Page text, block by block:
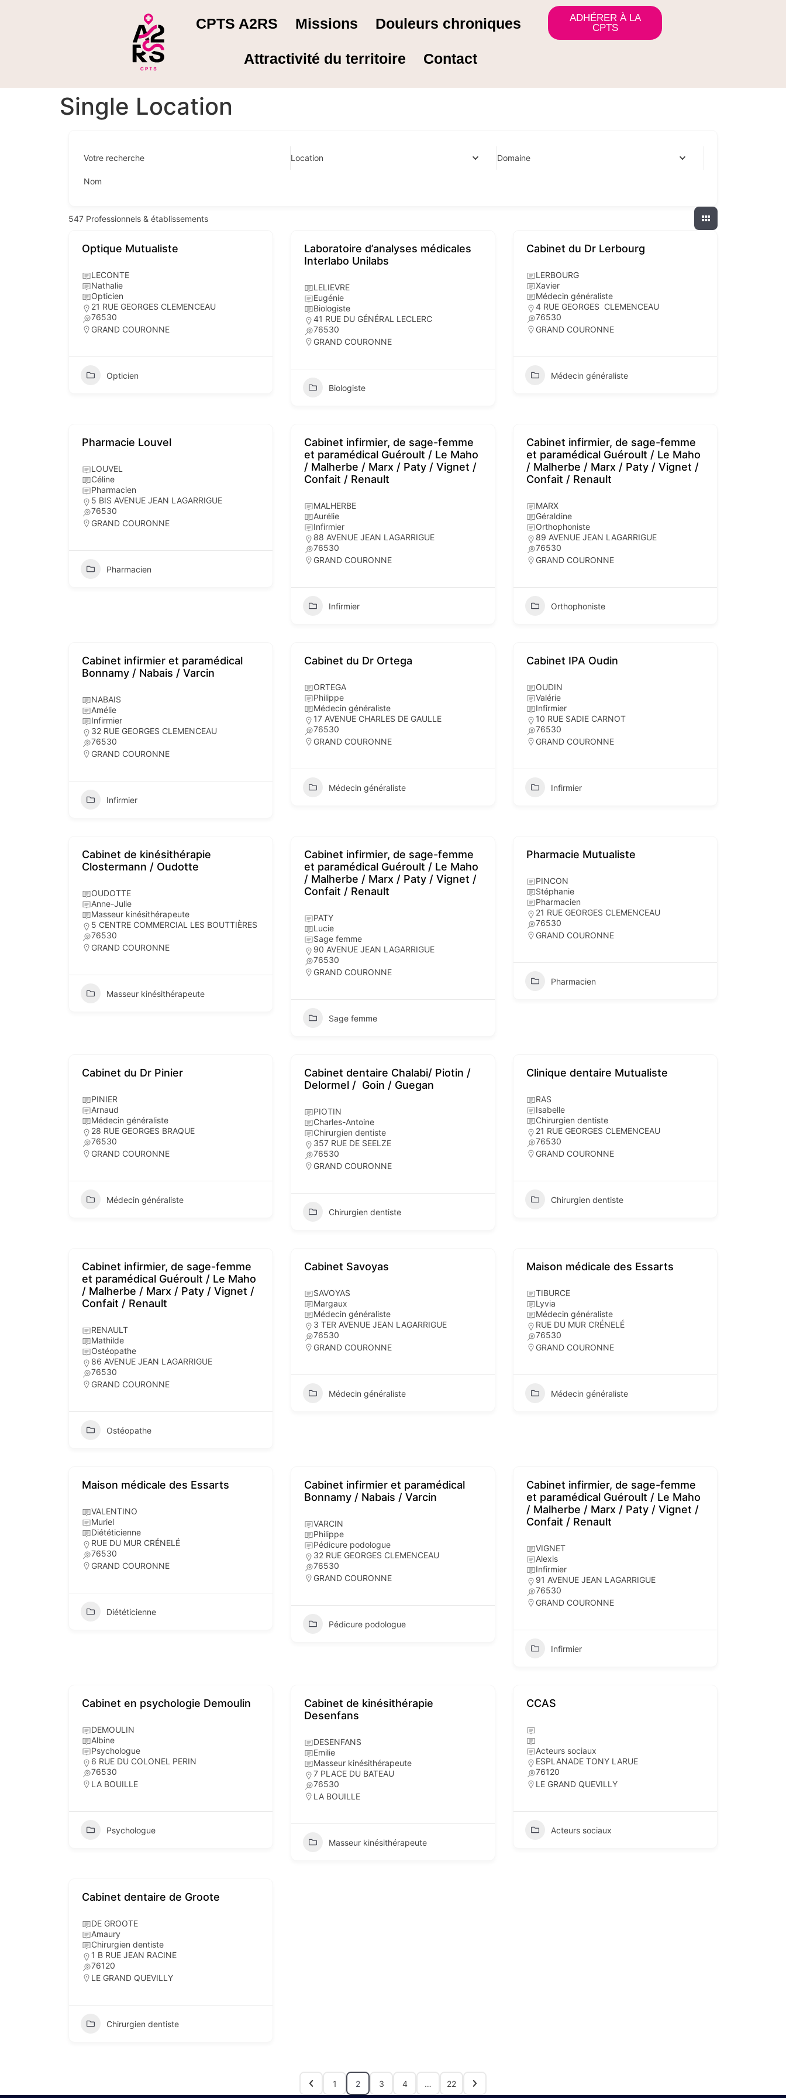
CPTS A2RS Missions Douleurs chroniques
Attractivité du territoire Contact
ADHÉRER À LA
CPTS
Single Location
Votre recherche Location Domaine
Nom
547 Professionnels & établissements
Optique Mutualiste
LECONTE
Nathalie
Opticien
21 RUE GEORGES CLEMENCEAU
76530
GRAND COURONNE
Opticien
Laboratoire d’analyses médicales
Interlabo Unilabs
LELIEVRE
Eugénie
Biologiste
41 RUE DU GÉNÉRAL LECLERC
76530
GRAND COURONNE
Biologiste
Cabinet du Dr Lerbourg
LERBOURG
Xavier
Médecin généraliste
4 RUE GEORGES CLEMENCEAU
76530
GRAND COURONNE
Médecin généraliste
Pharmacie Louvel
LOUVEL
Céline
Pharmacien
5 BIS AVENUE JEAN LAGARRIGUE
76530
GRAND COURONNE
Pharmacien
Cabinet infirmier, de sage-femme
et paramédical Guéroult / Le Maho
/ Malherbe / Marx / Paty / Vignet /
Confait / Renault
MALHERBE
Aurélie
Infirmier
88 AVENUE JEAN LAGARRIGUE
76530
GRAND COURONNE
Infirmier
Cabinet infirmier, de sage-femme
et paramédical Guéroult / Le Maho
/ Malherbe / Marx / Paty / Vignet /
Confait / Renault
MARX
Géraldine
Orthophoniste
89 AVENUE JEAN LAGARRIGUE
76530
GRAND COURONNE
Orthophoniste
Cabinet infirmier et paramédical
Bonnamy / Nabais / Varcin
NABAIS
Amélie
Infirmier
32 RUE GEORGES CLEMENCEAU
76530
GRAND COURONNE
Infirmier
Cabinet du Dr Ortega
ORTEGA
Philippe
Médecin généraliste
17 AVENUE CHARLES DE GAULLE
76530
GRAND COURONNE
Médecin généraliste
Cabinet IPA Oudin
OUDIN
Valérie
Infirmier
10 RUE SADIE CARNOT
76530
GRAND COURONNE
Infirmier
Cabinet de kinésithérapie
Clostermann / Oudotte
OUDOTTE
Anne-Julie
Masseur kinésithérapeute
5 CENTRE COMMERCIAL LES BOUTTIÈRES
76530
GRAND COURONNE
Masseur kinésithérapeute
Cabinet infirmier, de sage-femme
et paramédical Guéroult / Le Maho
/ Malherbe / Marx / Paty / Vignet /
Confait / Renault
PATY
Lucie
Sage femme
90 AVENUE JEAN LAGARRIGUE
76530
GRAND COURONNE
Sage femme
Pharmacie Mutualiste
PINCON
Stéphanie
Pharmacien
21 RUE GEORGES CLEMENCEAU
76530
GRAND COURONNE
Pharmacien
Cabinet du Dr Pinier
PINIER
Arnaud
Médecin généraliste
28 RUE GEORGES BRAQUE
76530
GRAND COURONNE
Médecin généraliste
Cabinet dentaire Chalabi/ Piotin /
Delormel / Goin / Guegan
PIOTIN
Charles-Antoine
Chirurgien dentiste
357 RUE DE SEELZE
76530
GRAND COURONNE
Chirurgien dentiste
Clinique dentaire Mutualiste
RAS
Isabelle
Chirurgien dentiste
21 RUE GEORGES CLEMENCEAU
76530
GRAND COURONNE
Chirurgien dentiste
Cabinet infirmier, de sage-femme
et paramédical Guéroult / Le Maho
/ Malherbe / Marx / Paty / Vignet /
Confait / Renault
RENAULT
Mathilde
Ostéopathe
86 AVENUE JEAN LAGARRIGUE
76530
GRAND COURONNE
Ostéopathe
Cabinet Savoyas
SAVOYAS
Margaux
Médecin généraliste
3 TER AVENUE JEAN LAGARRIGUE
76530
GRAND COURONNE
Médecin généraliste
Maison médicale des Essarts
TIBURCE
Lyvia
Médecin généraliste
RUE DU MUR CRÉNELÉ
76530
GRAND COURONNE
Médecin généraliste
Maison médicale des Essarts
VALENTINO
Muriel
Diététicienne
RUE DU MUR CRÉNELÉ
76530
GRAND COURONNE
Diététicienne
Cabinet infirmier et paramédical
Bonnamy / Nabais / Varcin
VARCIN
Philippe
Pédicure podologue
32 RUE GEORGES CLEMENCEAU
76530
GRAND COURONNE
Pédicure podologue
Cabinet infirmier, de sage-femme
et paramédical Guéroult / Le Maho
/ Malherbe / Marx / Paty / Vignet /
Confait / Renault
VIGNET
Alexis
Infirmier
91 AVENUE JEAN LAGARRIGUE
76530
GRAND COURONNE
Infirmier
Cabinet en psychologie Demoulin
DEMOULIN
Albine
Psychologue
6 RUE DU COLONEL PERIN
76530
LA BOUILLE
Psychologue
Cabinet de kinésithérapie
Desenfans
DESENFANS
Emilie
Masseur kinésithérapeute
7 PLACE DU BATEAU
76530
LA BOUILLE
Masseur kinésithérapeute
CCAS
Acteurs sociaux
ESPLANADE TONY LARUE
76120
LE GRAND QUEVILLY
Acteurs sociaux
Cabinet dentaire de Groote
DE GROOTE
Amaury
Chirurgien dentiste
1 B RUE JEAN RACINE
76120
LE GRAND QUEVILLY
Chirurgien dentiste
1 2 3 4 … 22